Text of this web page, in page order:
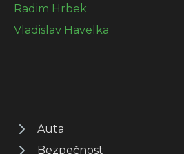
Radim Hrbek
Vladislav Havelka
Auta
Bezpečnost